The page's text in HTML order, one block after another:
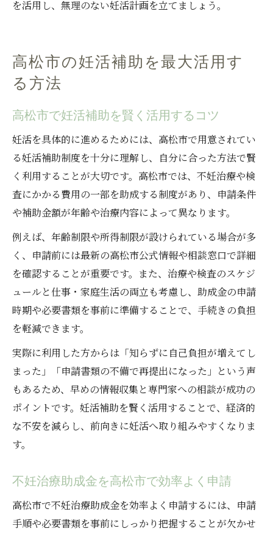
を活用し、無理のない妊活計画を立てましょう。
高松市の妊活補助を最大活用す
る方法
高松市で妊活補助を賢く活用するコツ
妊活を具体的に進めるためには、高松市で用意されてい
る妊活補助制度を十分に理解し、自分に合った方法で賢
く利用することが大切です。高松市では、不妊治療や検
査にかかる費用の一部を助成する制度があり、申請条件
や補助金額が年齢や治療内容によって異なります。
例えば、年齢制限や所得制限が設けられている場合が多
く、申請前には最新の高松市公式情報や相談窓口で詳細
を確認することが重要です。また、治療や検査のスケジ
ュールと仕事・家庭生活の両立も考慮し、助成金の申請
時期や必要書類を事前に準備することで、手続きの負担
を軽減できます。
実際に利用した方からは「知らずに自己負担が増えてし
まった」「申請書類の不備で再提出になった」という声
もあるため、早めの情報収集と専門家への相談が成功の
ポイントです。妊活補助を賢く活用することで、経済的
な不安を減らし、前向きに妊活へ取り組みやすくなりま
す。
不妊治療助成金を高松市で効率よく申請
高松市で不妊治療助成金を効率よく申請するには、申請
手順や必要書類を事前にしっかり把握することが欠かせ